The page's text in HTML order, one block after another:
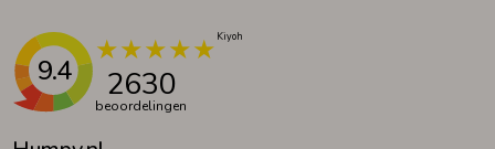
9.4 2630
beoordelingen